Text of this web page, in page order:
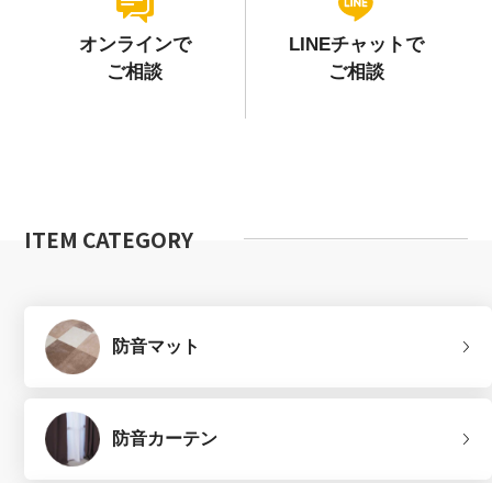
オンラインで
ご相談
LINEチャットで
ご相談
ITEM CATEGORY
防音マット
防音カーテン